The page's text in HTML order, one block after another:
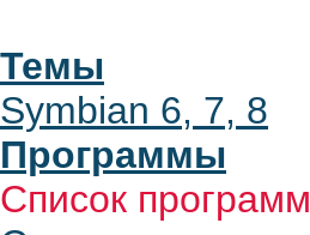
Темы
Symbian 6, 7, 8
Программы
Список программ